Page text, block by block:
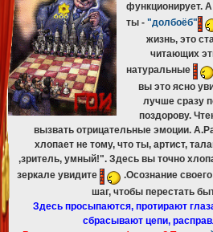
функционирует.
ты - "долбоёб"
жизнь, это
читающих
натуральные
вы это ясно
лучше сразу
поздорову.
вызвать отрицательные эмоции.
хлопает не тому, что ты, артист,
,зритель, умный!". Здесь вы точно
зеркале увидите
.Осознание
шаг, чтобы перестать
Здесь просыпаются, протирают
сбрасывают цепи,